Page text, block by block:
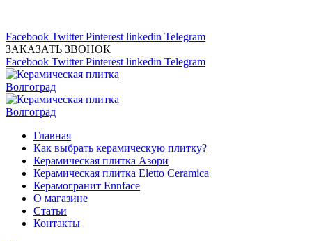
Facebook Twitter Pinterest linkedin Telegram
ЗАКАЗАТЬ ЗВОНОК
Facebook Twitter Pinterest linkedin Telegram
Главная
Как выбрать керамическую плитку?
Керамическая плитка Азори
Керамическая плитка Eletto Ceramica
Керамогранит Ennface
О магазине
Статьи
Контакты